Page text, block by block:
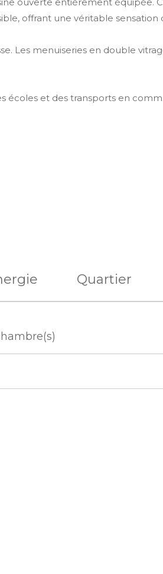
offrant une véritable
Les menuiseries en double
et des transports en
Quartier